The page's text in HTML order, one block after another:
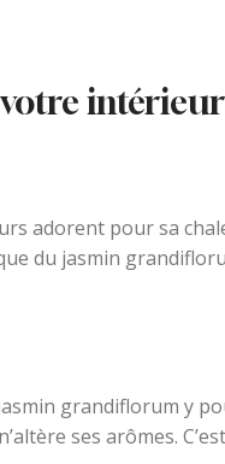
intérieur
adorent pour sa
du jasmin
grandiflorum y
ses arômes.